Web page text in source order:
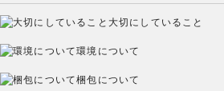
大切にしていること
環境について
梱包について